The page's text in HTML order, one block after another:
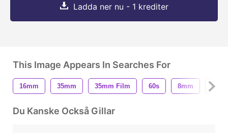
Ladda ner nu - 1 krediter
This Image Appears In Searches For
16mm 35mm 35mm Film 60s 8mm
Du Kanske Också Gillar